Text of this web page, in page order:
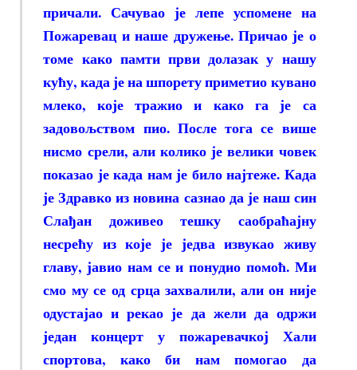
причали. Сачувао је лепе успомене на
Пожаревац и наше дружење. Причао је о
томе како памти први долазак у нашу
кућу, када је на шпорету приметио кувано
млеко, које тражио и како га је са
задовољством пио. После тога се више
нисмо срели, али колико је велики човек
показао је када нам је било најтеже. Када
је Здравко из новина сазнао да је наш син
Слађан доживео тешку саобраћајну
несрећу из које је једва извукао живу
главу, јавио нам се и понудио помоћ. Ми
смо му се од срца захвалили, али он није
одустајао и рекао је да жели да одржи
један концерт у пожаревачкој Хали
спортова, како би нам помогао да